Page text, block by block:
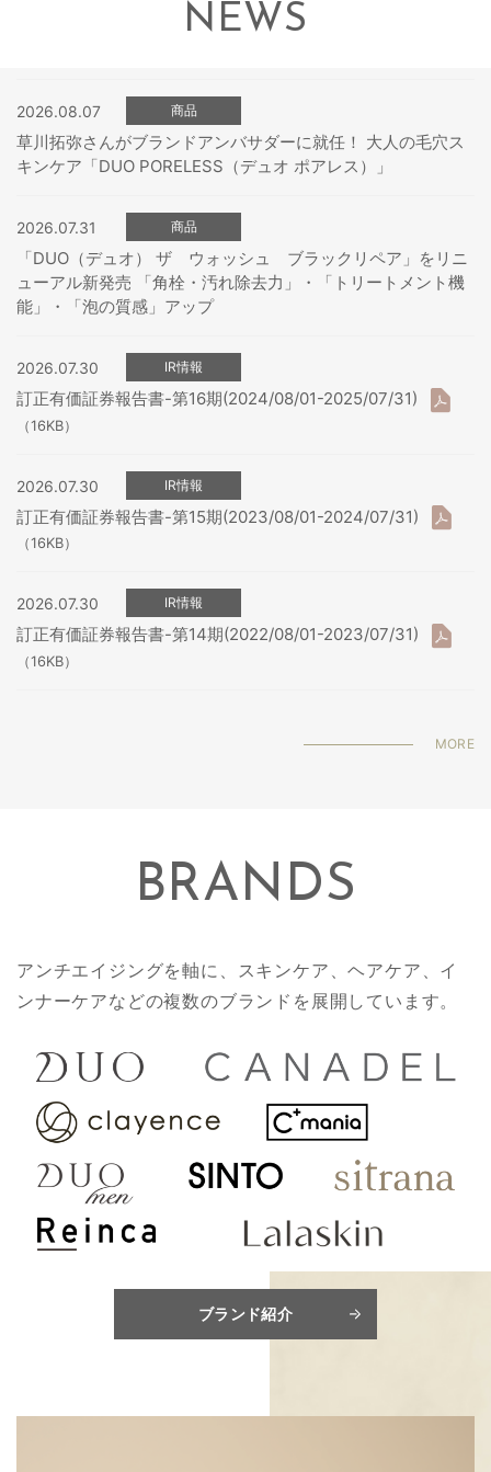
NEWS
2026.08.07 商品
草川拓弥さんがブランドアンバサダーに就任！ 大人の毛穴ス
キンケア「DUO PORELESS（デュオ ポアレス）」
2026.07.31 商品
「DUO（デュオ） ザ ウォッシュ ブラックリペア」をリニ
ューアル新発売 「角栓・汚れ除去力」・「トリートメント機
能」・「泡の質感」アップ
2026.07.30 IR情報
訂正有価証券報告書-第16期(2024/08/01-2025/07/31)
（16KB）
2026.07.30 IR情報
訂正有価証券報告書-第15期(2023/08/01-2024/07/31)
（16KB）
2026.07.30 IR情報
訂正有価証券報告書-第14期(2022/08/01-2023/07/31)
（16KB）
MORE
BRANDS
アンチエイジングを軸に、スキンケア、ヘアケア、イ
ンナーケアなどの複数のブランドを展開しています。
ブランド紹介